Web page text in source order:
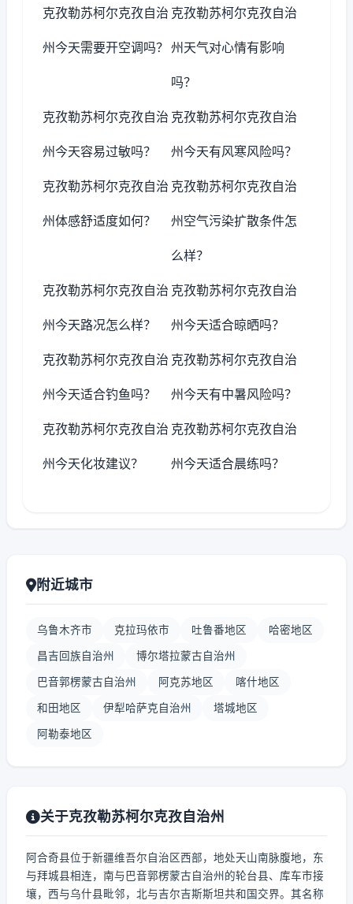
克孜勒苏柯尔克孜自治
州今天需要开空调吗？
克孜勒苏柯尔克孜自治
州天气对心情有影响
吗？
克孜勒苏柯尔克孜自治
州今天容易过敏吗？
克孜勒苏柯尔克孜自治
州今天有风寒风险吗？
克孜勒苏柯尔克孜自治
州体感舒适度如何？
克孜勒苏柯尔克孜自治
州空气污染扩散条件怎
么样？
克孜勒苏柯尔克孜自治
州今天路况怎么样？
克孜勒苏柯尔克孜自治
州今天适合晾晒吗？
克孜勒苏柯尔克孜自治
州今天适合钓鱼吗？
克孜勒苏柯尔克孜自治
州今天有中暑风险吗？
克孜勒苏柯尔克孜自治
州今天化妆建议？
克孜勒苏柯尔克孜自治
州今天适合晨练吗？
附近城市
乌鲁木齐市 克拉玛依市 吐鲁番地区 哈密地区
昌吉回族自治州 博尔塔拉蒙古自治州
巴音郭楞蒙古自治州 阿克苏地区 喀什地区
和田地区 伊犁哈萨克自治州 塔城地区
阿勒泰地区
关于克孜勒苏柯尔克孜自治州
阿合奇县位于新疆维吾尔自治区西部，地处天山南脉腹地，东
与拜城县相连，南与巴音郭楞蒙古自治州的轮台县、库车市接
壤，西与乌什县毗邻，北与吉尔吉斯斯坦共和国交界。其名称